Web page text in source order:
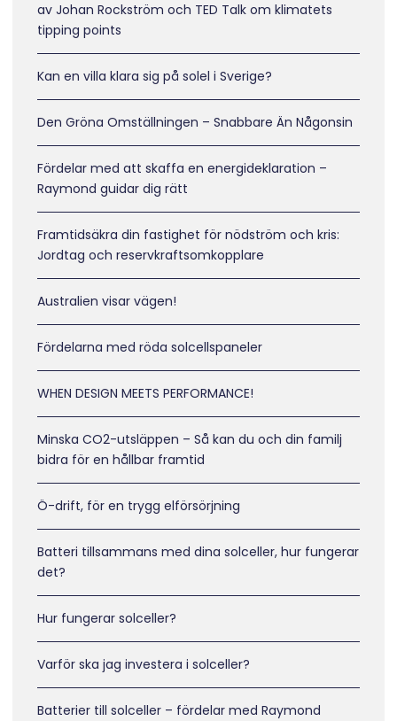
av Johan Rockström och TED Talk om klimatets
tipping points
Kan en villa klara sig på solel i Sverige?
Den Gröna Omställningen – Snabbare Än Någonsin
Fördelar med att skaffa en energideklaration –
Raymond guidar dig rätt
Framtidsäkra din fastighet för nödström och kris:
Jordtag och reservkraftsomkopplare
Australien visar vägen!
Fördelarna med röda solcellspaneler
WHEN DESIGN MEETS PERFORMANCE!
Minska CO2-utsläppen – Så kan du och din familj
bidra för en hållbar framtid
Ö-drift, för en trygg elförsörjning
Batteri tillsammans med dina solceller, hur fungerar
det?
Hur fungerar solceller?
Varför ska jag investera i solceller?
Batterier till solceller – fördelar med Raymond